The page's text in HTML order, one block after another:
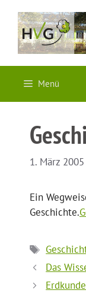
Inhalt
springen
Menü
1. März 2005
Ein
Geschichte.
Das